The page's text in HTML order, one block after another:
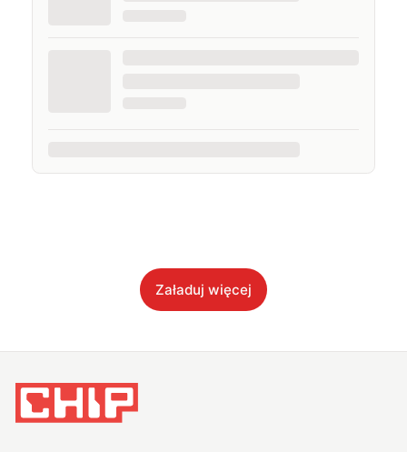
Załaduj więcej